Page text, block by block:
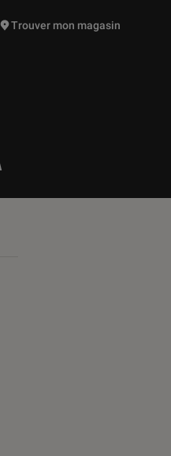
vous être proposées
Trouver mon magasin